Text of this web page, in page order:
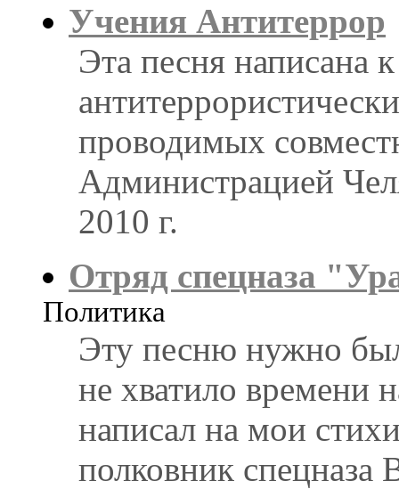
Учения Антитеррор
Эта песня написана
проводимых
Администрацией
2010 г.
Отряд спецназа
Политика
Эту песню нужно
не хватило времени
написал на мои
полковник